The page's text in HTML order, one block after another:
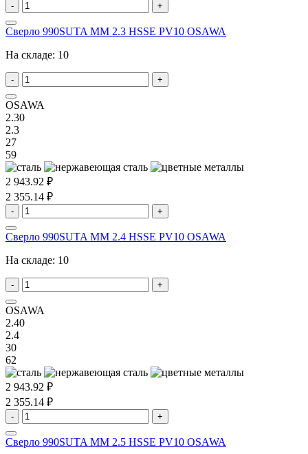
- +
Сверло 990SUTA MM 2.3 HSSE PV10 OSAWA
На складе: 10
- +
OSAWA
2.30
2.3
27
59
2 943.92 ₽
2 355.14 ₽
- +
Сверло 990SUTA MM 2.4 HSSE PV10 OSAWA
На складе: 10
- +
OSAWA
2.40
2.4
30
62
2 943.92 ₽
2 355.14 ₽
- +
Сверло 990SUTA MM 2.5 HSSE PV10 OSAWA